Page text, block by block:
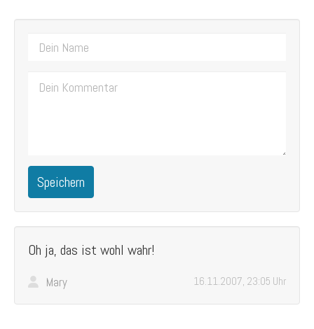
Speichern
Oh ja, das ist wohl wahr!
Mary 16.11.2007, 23:05 Uhr